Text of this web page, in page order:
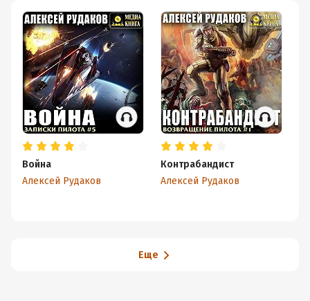
Война
Алексей Рудаков
Контрабандист
Алексей Рудаков
Еще